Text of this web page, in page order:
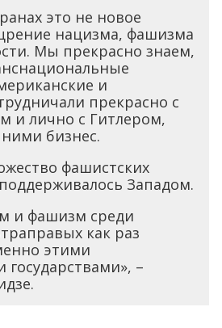
это не новое
нацизма, фашизма
Мы прекрасно знаем,
и
прекрасно с
и лично с Гитлером,
бизнес.
фашистских
Западом.
и фашизм среди
как раз
этими
государствами», –